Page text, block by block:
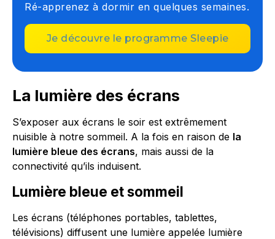
Ré-apprenez à dormir en quelques semaines.
Je découvre le programme Sleepie
La lumière des écrans
S’exposer aux écrans le soir est extrêmement
nuisible à notre sommeil. A la fois en raison de la
lumière bleue des écrans, mais aussi de la
connectivité qu’ils induisent.
Lumière bleue et sommeil
Les écrans (téléphones portables, tablettes,
télévisions) diffusent une lumière appelée lumière